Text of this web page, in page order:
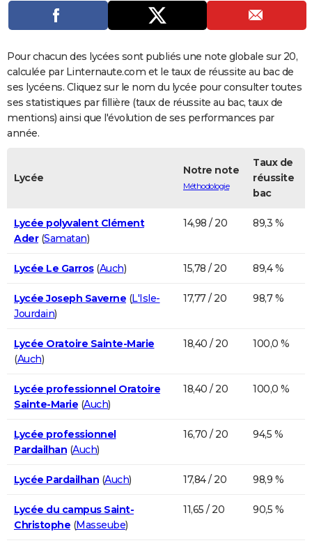
Carte de Noël
Carte Bonne année
Carte Saint-Valentin
Carte Pâques
Carte d'anniversaire
DICTIONNAIRE
COPAINS D'AVANT
S'inscrire
Se connecter
Lycées
Collèges
Primaires
Universités
Entreprises
Service militaire
Avis de recherche
AVIS DE DÉCÈS
FORUM
Pour chacun des lycées sont publiés une note globale sur 20,
calculée par Linternaute.com et le taux de réussite au bac de
ses lycéens. Cliquez sur le nom du lycée pour consulter toutes
ses statistiques par fillière (taux de réussite au bac, taux de
mentions) ainsi que l'évolution de ses performances par
année.
Lycée
Notre note
Méthodologie
Taux de
réussite
bac
Lycée polyvalent Clément
Ader(Samatan)
14,98 / 20 89,3 %
Lycée Le Garros(Auch) 15,78 / 20 89,4 %
Lycée Joseph Saverne (L'Isle-
Jourdain)
17,77 / 20 98,7 %
Lycée Oratoire Sainte-Marie
(Auch)
18,40 / 20 100,0 %
Lycée professionnel Oratoire
Sainte-Marie (Auch)
18,40 / 20 100,0 %
Lycée professionnel
Pardailhan (Auch)
16,70 / 20 94,5 %
Lycée Pardailhan (Auch) 17,84 / 20 98,9 %
Lycée du campus Saint-
Christophe (Masseube)
11,65 / 20 90,5 %